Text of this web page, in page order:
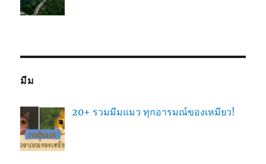
มีม
20+ รวมมีมแมว ทุกอารมณ์ของเหมียว!